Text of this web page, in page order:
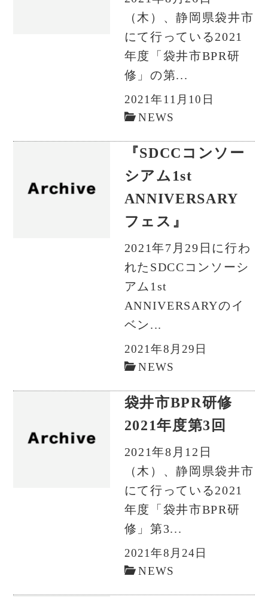
（木）、静岡県袋井市
にて行っている2021
年度「袋井市BPR研
修」の第...
2021年11月10日
NEWS
『SDCCコンソー
シアム1st
ANNIVERSARY
フェス』
2021年7月29日に行わ
れたSDCCコンソーシ
アム1st
ANNIVERSARYのイ
ベン...
2021年8月29日
NEWS
袋井市BPR研修
2021年度第3回
2021年8月12日
（木）、静岡県袋井市
にて行っている2021
年度「袋井市BPR研
修」第3...
2021年8月24日
NEWS